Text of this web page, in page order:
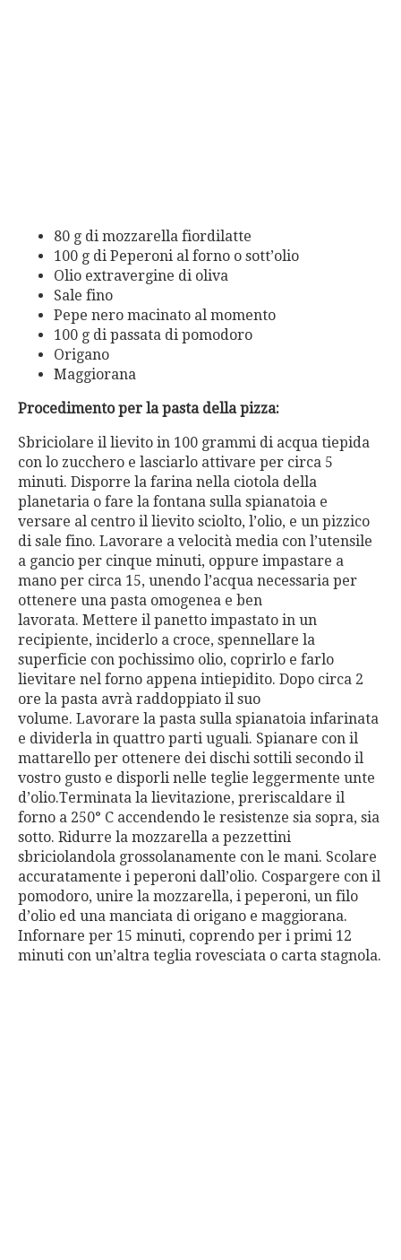
80 g di mozzarella fiordilatte
100 g di Peperoni al forno o sott’olio
Olio extravergine di oliva
Sale fino
Pepe nero macinato al momento
100 g di passata di pomodoro
Origano
Maggiorana
Procedimento per la pasta della pizza:
Sbriciolare il lievito in 100 grammi di acqua tiepida
con lo zucchero e lasciarlo attivare per circa 5
minuti. Disporre la farina nella ciotola della
planetaria o fare la fontana sulla spianatoia e
versare al centro il lievito sciolto, l’olio, e un pizzico
di sale fino. Lavorare a velocità media con l’utensile
a gancio per cinque minuti, oppure impastare a
mano per circa 15, unendo l’acqua necessaria per
ottenere una pasta omogenea e ben
lavorata. Mettere il panetto impastato in un
recipiente, inciderlo a croce, spennellare la
superficie con pochissimo olio, coprirlo e farlo
lievitare nel forno appena intiepidito. Dopo circa 2
ore la pasta avrà raddoppiato il suo
volume. Lavorare la pasta sulla spianatoia infarinata
e dividerla in quattro parti uguali. Spianare con il
mattarello per ottenere dei dischi sottili secondo il
vostro gusto e disporli nelle teglie leggermente unte
d’olio.Terminata la lievitazione, preriscaldare il
forno a 250° C accendendo le resistenze sia sopra, sia
sotto. Ridurre la mozzarella a pezzettini
sbriciolandola grossolanamente con le mani. Scolare
accuratamente i peperoni dall’olio. Cospargere con il
pomodoro, unire la mozzarella, i peperoni, un filo
d’olio ed una manciata di origano e maggiorana.
Infornare per 15 minuti, coprendo per i primi 12
minuti con un’altra teglia rovesciata o carta stagnola.